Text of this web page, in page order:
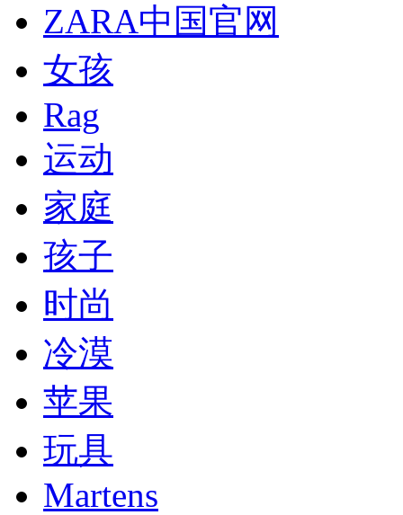
ZARA中国官网
女孩
Rag
运动
家庭
孩子
时尚
冷漠
苹果
玩具
Martens